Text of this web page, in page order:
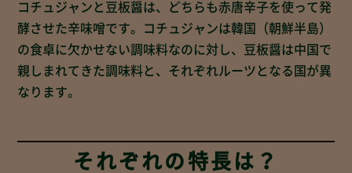
コチュジャンと豆板醤は、どちらも赤唐辛子を使って発
酵させた辛味噌です。コチュジャンは韓国（朝鮮半島）
の食卓に欠かせない調味料なのに対し、豆板醤は中国で
親しまれてきた調味料と、それぞれルーツとなる国が異
なります。
それぞれの特長は？